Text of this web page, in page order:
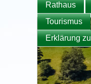
Rathaus
Tourismus
Erklärung